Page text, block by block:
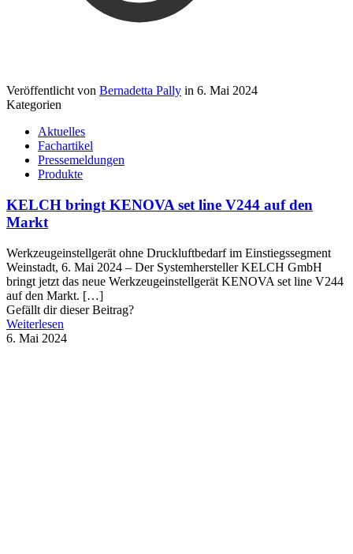
Veröffentlicht von Bernadetta Pally in 6. Mai 2024
Kategorien
Aktuelles
Fachartikel
Pressemeldungen
Produkte
KELCH bringt KENOVA set line V244 auf den
Markt
Werkzeugeinstellgerät ohne Druckluftbedarf im Einstiegssegment
Weinstadt, 6. Mai 2024 – Der Systemhersteller KELCH GmbH
bringt jetzt das neue Werkzeugeinstellgerät KENOVA set line V244
auf den Markt. […]
Gefällt dir dieser Beitrag?
Weiterlesen
6. Mai 2024